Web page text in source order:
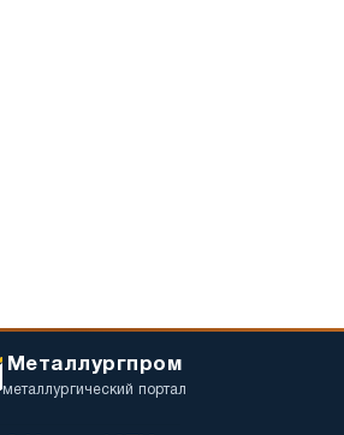
Металлургпром
металлургический портал